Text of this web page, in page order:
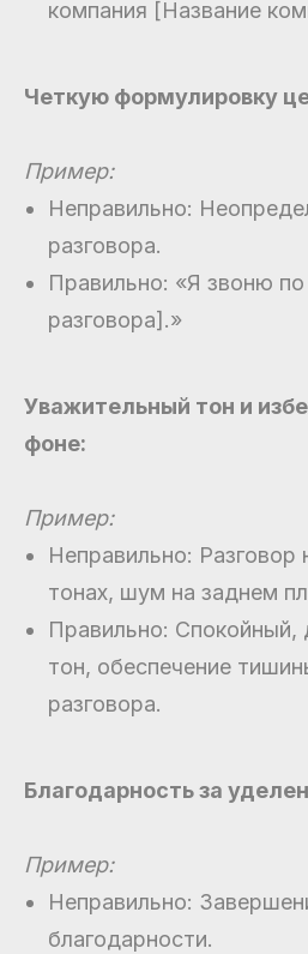
компания [Название
Четкую формулировку
Пример:
Неправильно:
разговора.
Правильно: «Я звоню
разговора].»
Уважительный тон и
фоне:
Пример:
Неправильно:
тонах, шум на заднем
Правильно:
тон, обеспечение
разговора.
Благодарность за
Пример:
Неправильно:
благодарности.